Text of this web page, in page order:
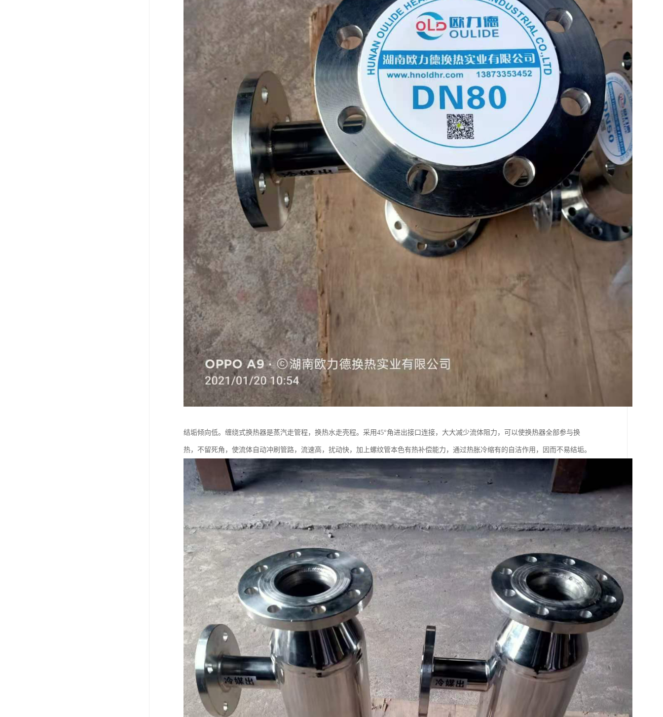
结垢倾向低。缠绕式换热器是蒸汽走管程，换热水走壳程。采用45°角进出接口连接，大大减少流体阻力，可以使换热器全部参与换
热，不留死角，使流体自动冲刷管路，流速高，扰动快，加上螺纹管本色有热补偿能力，通过热胀冷缩有的自洁作用，因而不易结垢。